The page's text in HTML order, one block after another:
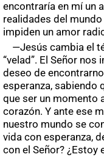
encontraría en mí un
realidades del
impiden un amor
—Jesús cambia el
“velad”. El Señor
deseo de
esperanza, sabiendo
que ser un momento
corazón. Y ante ese
nuestro mundo se
vida con esperanza,
con el Señor? ¿Estoy